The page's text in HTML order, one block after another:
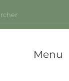
Menu